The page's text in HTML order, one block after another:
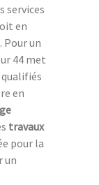
services
en
un
44 met
en
travaux
pour la
un